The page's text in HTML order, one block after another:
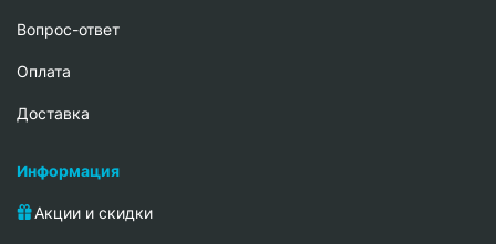
Вопрос-ответ
Oплата
Доставка
Информация
Акции и скидки